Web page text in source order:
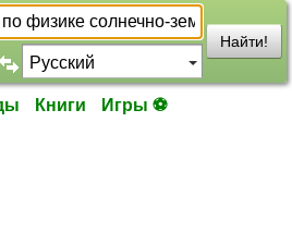
Найти!
Книги Игры ⚽